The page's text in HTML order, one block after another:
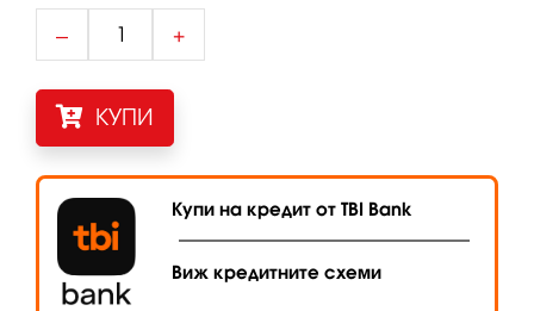
– +
КУПИ
Купи на кредит от TBI Bank
Виж кредитните схеми